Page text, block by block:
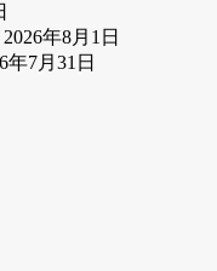
2026年8月1日
年7月31日